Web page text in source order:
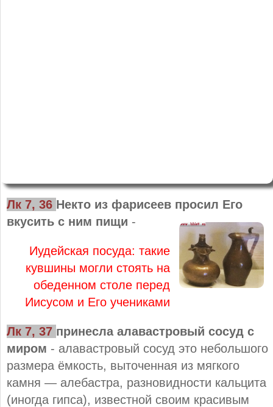
Лк 7, 36 Некто из фарисеев просил Его
вкусить с ним пищи -
Иудейская посуда: такие
кувшины могли стоять на
обеденном столе перед
Иисусом и Его учениками
Лк 7, 37 принесла алавастровый сосуд с
миром - алавастровый сосуд это небольшого
размера ёмкость, выточенная из мягкого
камня — алебастра, разновидности кальцита
(иногда гипса), известной своим красивым